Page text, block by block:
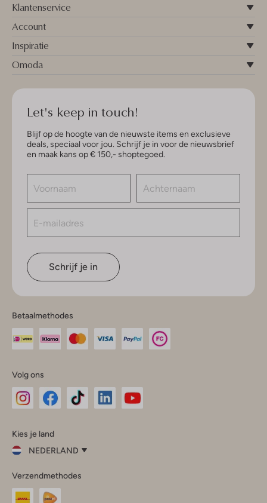
Klantenservice
Account
Inspiratie
Omoda
Let's keep in touch!
Blijf op de hoogte van de nieuwste items en exclusieve
deals, speciaal voor jou. Schrijf je in voor de nieuwsbrief
en maak kans op € 150,- shoptegoed.
Schrijf je in
Betaalmethodes
Volg ons
InstagramFacebook
Kies je land
NEDERLAND
je
land
Verzendmethodes